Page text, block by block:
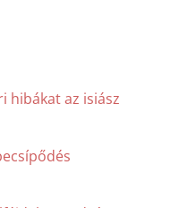
hibákat az isiász